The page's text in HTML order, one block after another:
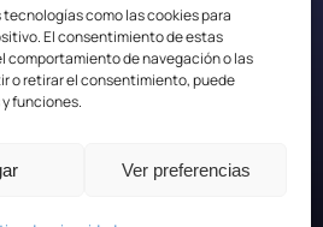
como las cookies para
El consentimiento de estas
comportamiento de navegación o las
o retirar el consentimiento, puede
funciones.
Ver preferencias